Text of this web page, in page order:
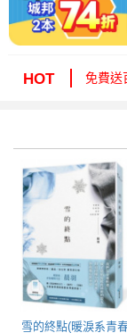
HOT
絕版35
周年慶
雪的終點(暖淚系青